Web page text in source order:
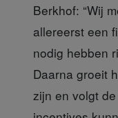
Berkhof: “Wij
allereerst een
nodig hebben
Daarna groeit
zijn en volgt